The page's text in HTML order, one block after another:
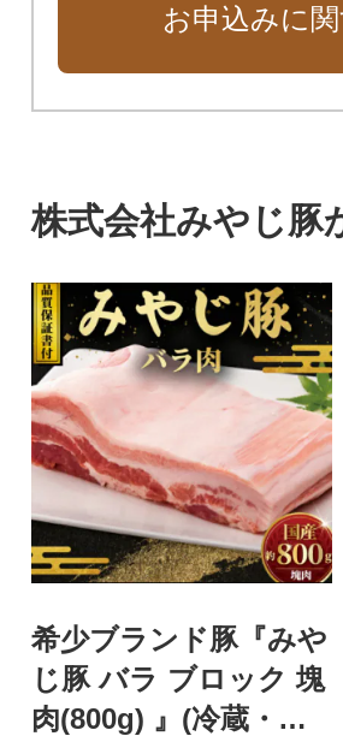
お申込みに
株式会社みやじ豚
希少ブランド豚『みや
じ豚 バラ ブロック 塊
肉(800g) 』(冷蔵・生